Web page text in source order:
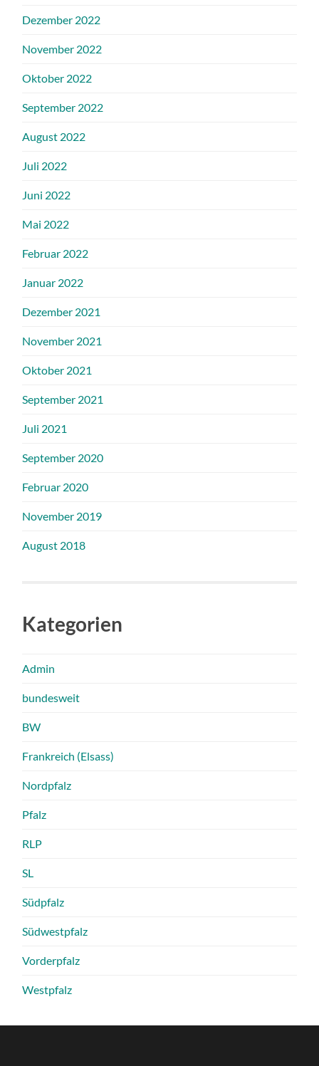
Dezember 2022
November 2022
Oktober 2022
September 2022
August 2022
Juli 2022
Juni 2022
Mai 2022
Februar 2022
Januar 2022
Dezember 2021
November 2021
Oktober 2021
September 2021
Juli 2021
September 2020
Februar 2020
November 2019
August 2018
Kategorien
Admin
bundesweit
BW
Frankreich (Elsass)
Nordpfalz
Pfalz
RLP
SL
Südpfalz
Südwestpfalz
Vorderpfalz
Westpfalz